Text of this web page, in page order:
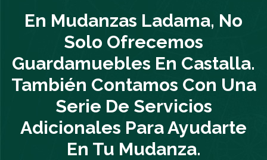
En Mudanzas Ladama, No
Solo Ofrecemos
Guardamuebles En Castalla.
También Contamos Con Una
Serie De Servicios
Adicionales Para Ayudarte
En Tu Mudanza.